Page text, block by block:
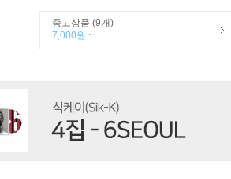
중고상품 (9개)
7,000원 ~